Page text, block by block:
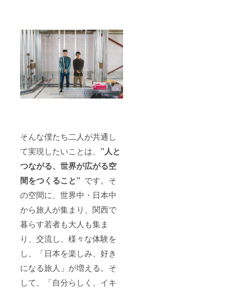
そんな僕たち二人が共通し
て実現したいことは、 ”人と
つながる、世界が広がる空
間をつくること” です。そ
の空間に、世界中・日本中
から旅人が集まり、関西で
暮らす若者も大人も集ま
り、交流し、様々な体験を
し、「日本を楽しみ、好き
になる旅人」が増える。そ
して、「自分らしく、イキ